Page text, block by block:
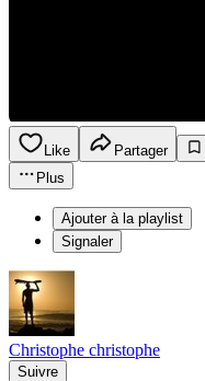
Like Partager
Plus
Ajouter à la playlist
Signaler
Christophe christophe
Suivre